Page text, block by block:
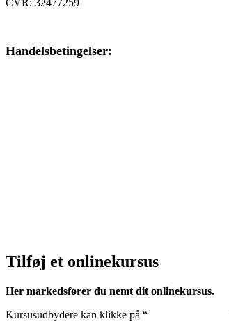
CVR: 32477259
Handelsbetingelser:
Tilføj et onlinekursus
Her markedsfører du nemt dit onlinekursus.
Kursusudbydere kan klikke på “